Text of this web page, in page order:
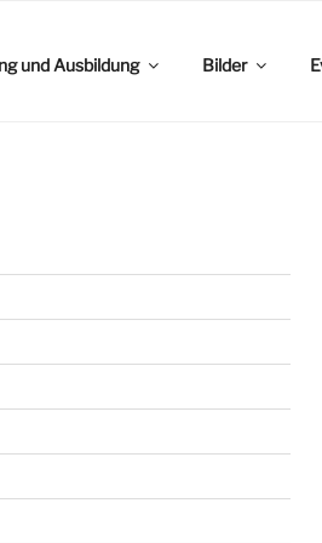
und Ausbildung Bilder